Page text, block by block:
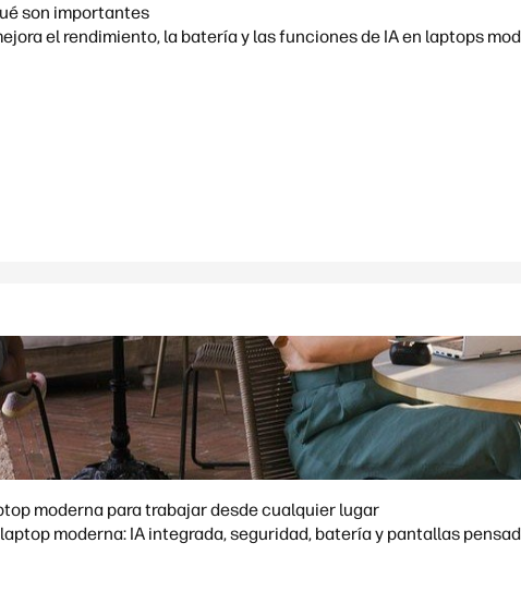
son importantes
el rendimiento, la batería y las funciones de IA en laptops
moderna para trabajar desde cualquier lugar
moderna: IA integrada, seguridad, batería y pantallas